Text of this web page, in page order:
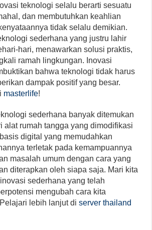
teknologi selalu berarti sesuatu
dan membutuhkan keahlian
tidak selalu demikian.
sederhana yang justru lahir
hari, menawarkan solusi praktis,
ramah lingkungan. Inovasi
bahwa teknologi tidak harus
dampak positif yang besar.
masterlife!
sederhana banyak ditemukan
alat rumah tangga yang dimodifikasi
digital yang memudahkan
terletak pada kemampuannya
masalah umum dengan cara yang
diterapkan oleh siapa saja. Mari kita
sederhana yang telah
mengubah cara kita
lebih lanjut diserver thailand